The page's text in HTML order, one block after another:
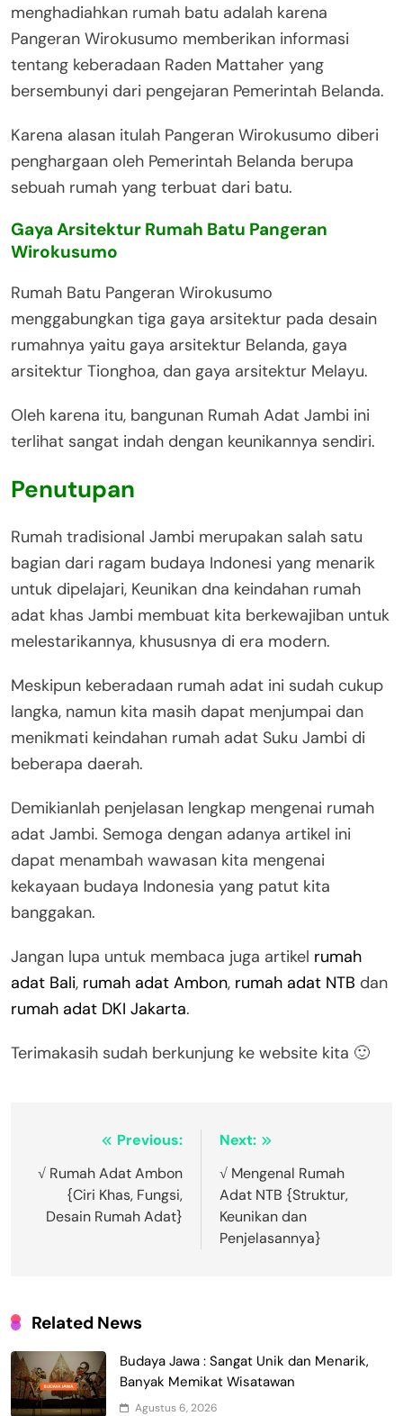
menghadiahkan rumah batu adalah karena
Pangeran Wirokusumo memberikan informasi
tentang keberadaan Raden Mattaher yang
bersembunyi dari pengejaran Pemerintah Belanda.
Karena alasan itulah Pangeran Wirokusumo diberi
penghargaan oleh Pemerintah Belanda berupa
sebuah rumah yang terbuat dari batu.
Gaya Arsitektur Rumah Batu Pangeran
Wirokusumo
Rumah Batu Pangeran Wirokusumo
menggabungkan tiga gaya arsitektur pada desain
rumahnya yaitu gaya arsitektur Belanda, gaya
arsitektur Tionghoa, dan gaya arsitektur Melayu.
Oleh karena itu, bangunan Rumah Adat Jambi ini
terlihat sangat indah dengan keunikannya sendiri.
Penutupan
Rumah tradisional Jambi merupakan salah satu
bagian dari ragam budaya Indonesi yang menarik
untuk dipelajari, Keunikan dna keindahan rumah
adat khas Jambi membuat kita berkewajiban untuk
melestarikannya, khususnya di era modern.
Meskipun keberadaan rumah adat ini sudah cukup
langka, namun kita masih dapat menjumpai dan
menikmati keindahan rumah adat Suku Jambi di
beberapa daerah.
Demikianlah penjelasan lengkap mengenai rumah
adat Jambi. Semoga dengan adanya artikel ini
dapat menambah wawasan kita mengenai
kekayaan budaya Indonesia yang patut kita
banggakan.
Jangan lupa untuk membaca juga artikel rumah
adat Bali, rumah adat Ambon, rumah adat NTB dan
rumah adat DKI Jakarta.
Terimakasih sudah berkunjung ke website kita 🙂
Navigasi
pos
Previous:
√ Rumah Adat Ambon
{Ciri Khas, Fungsi,
Desain Rumah Adat}
Next:
√ Mengenal Rumah
Adat NTB {Struktur,
Keunikan dan
Penjelasannya}
Related News
Budaya Jawa : Sangat Unik dan Menarik,
Banyak Memikat Wisatawan
Agustus 6, 2026